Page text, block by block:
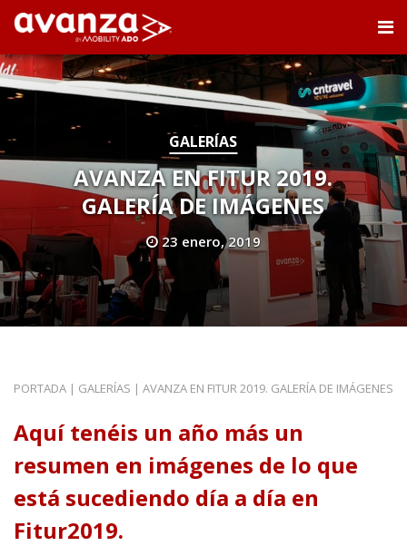
GALERÍAS
AVANZA EN FITUR 2019.
GALERÍA DE IMÁGENES
23 enero, 2019
PORTADA | GALERÍAS | AVANZA EN FITUR 2019. GALERÍA DE IMÁGENES
Aquí tenéis un año más un
resumen en imágenes de lo que
está sucediendo día a día en
Fitur2019.